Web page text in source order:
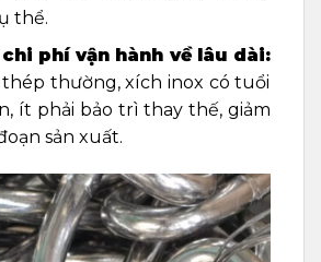
thể.
phí vận hành về lâu dài:
thép thường, xích inox có tuổi
ít phải bảo trì thay thế, giảm
sản xuất.